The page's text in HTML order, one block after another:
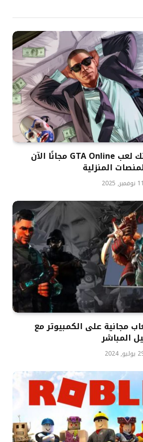
رسمياً: يمكنك لعب GTA Online مجانًا الآن
المنزلية
11 نوفمبر, 2025
10 ألعاب مجانية على الكمبيوتر مع
المباشر
2024